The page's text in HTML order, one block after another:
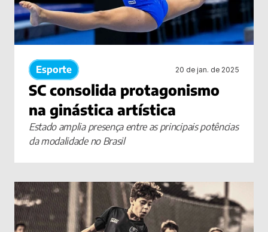
Esporte 20 de jan. de 2025
SC consolida protagonismo
na ginástica artística
Estado amplia presença entre as principais potências
da modalidade no Brasil